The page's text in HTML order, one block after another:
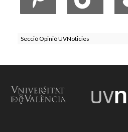
Secció Opinió UVNoticies